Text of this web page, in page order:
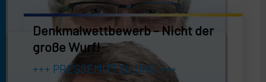
Denkmalwettbewerb – Nicht der
große Wurf!
+++ PRESSEMITTEILUNG +++